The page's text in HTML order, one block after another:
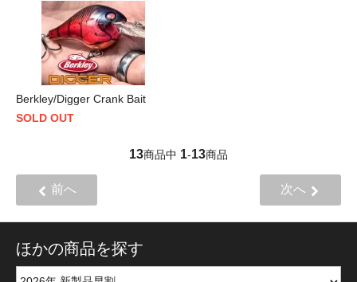
Berkley/Digger Crank Bait
SOLD OUT
13商品中 1-13商品
前へ 次へ
ほかの商品を探す